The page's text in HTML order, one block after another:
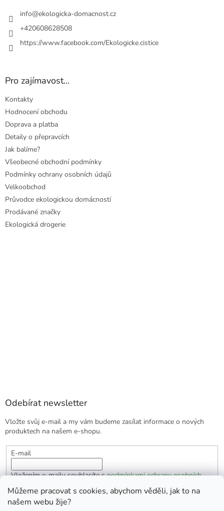
Můžeme pracovat s cookies, abychom věděli, jak to na
našem webu žije?
info@ekologicka-domacnost.cz
+420608628508
https://www.facebook.com/Ekologicke.cistice
Pro zajímavost...
Kontakty
Hodnocení obchodu
Doprava a platba
Detaily o přepravcích
Jak balíme?
Všeobecné obchodní podmínky
Podmínky ochrany osobních údajů
Velkoobchod
Průvodce ekologickou domácností
Prodávané značky
Ekologická drogerie
Odebírat newsletter
Vložte svůj e-mail a my vám budeme zasílat informace o nových
produktech na našem e-shopu.
E-mail
Vložením e-mailu souhlasíte spodmínkami ochrany osobních
údajů
PŘIHLÁSIT SE